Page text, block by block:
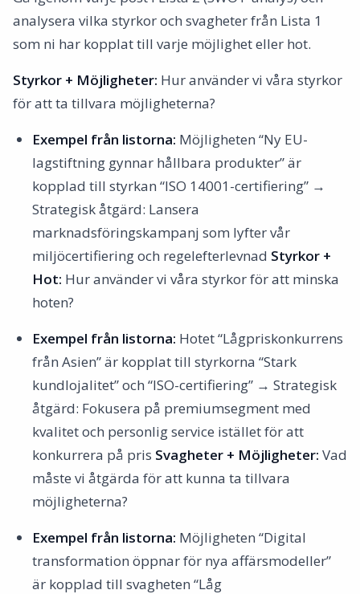
analysera vilka styrkor och svagheter från Lista 1
som ni har kopplat till varje möjlighet eller hot.
Styrkor + Möjligheter: Hur använder vi våra styrkor
för att ta tillvara möjligheterna?
Exempel från listorna: Möjligheten “Ny EU-
lagstiftning gynnar hållbara produkter” är
kopplad till styrkan “ISO 14001-certifiering” →
Strategisk åtgärd: Lansera
marknadsföringskampanj som lyfter vår
miljöcertifiering och regelefterlevnad Styrkor +
Hot: Hur använder vi våra styrkor för att minska
hoten?
Exempel från listorna: Hotet “Lågpriskonkurrens
från Asien” är kopplat till styrkorna “Stark
kundlojalitet” och “ISO-certifiering” → Strategisk
åtgärd: Fokusera på premiumsegment med
kvalitet och personlig service istället för att
konkurrera på pris Svagheter + Möjligheter: Vad
måste vi åtgärda för att kunna ta tillvara
möjligheterna?
Exempel från listorna: Möjligheten “Digital
transformation öppnar för nya affärsmodeller”
är kopplad till svagheten “Låg